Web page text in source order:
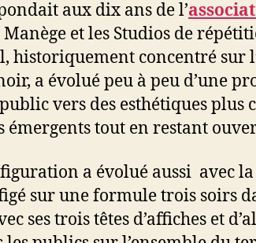
aux dix ans de l’
Manège et les Studios de
historiquement concentré sur
a évolué peu à peu d’une
vers des esthétiques plus
émergents tout en restant
a évolué aussi avec
sur une formule trois soirs
ses trois têtes d’affiches et